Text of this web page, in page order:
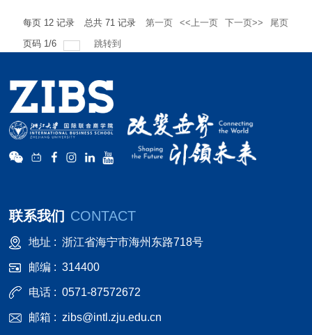
每页 12 记录 总共71 记录 第一页 <<上一页 下一页>>
尾页
页码 1/6 跳转到
联系我们 CONTACT
地址 :浙江省海宁市海州东路718号
邮编 :314400
电话 :0571-87572672
邮箱 :zibs@intl.zju.edu.cn